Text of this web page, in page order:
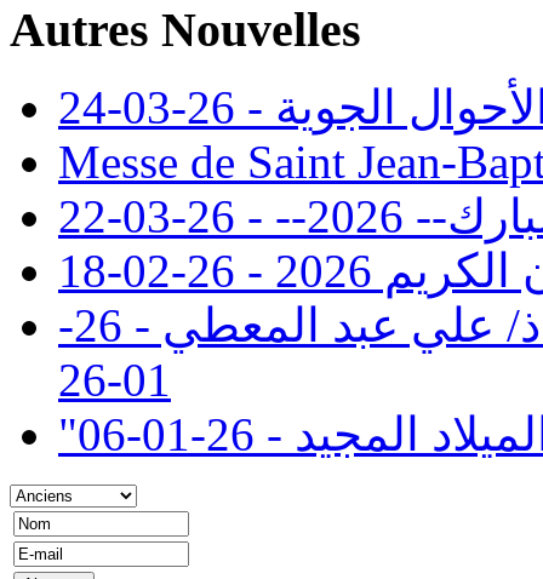
Autres Nouvelles
الجوية - 26-03-24
Messe de Saint Jean-
- 26-03-22
- 26-02-18
تنعي إدارة كلية سان مارك الاستاذ/ علي عبد المعطي - 26-
01-26
المجيد - 26-01-06